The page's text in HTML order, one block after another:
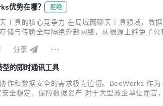
优势在哪？ 拒绝
工具的核心竞争力 在局域网聊天工具领域，
储与传输全程隔绝外部网络，从根源上避免了
传统局域网聊天工具的协作体验 ...
分享
型的即时通讯工具
作和数据安全的需求极为迫切。BeeWorks 作
全稳定，保障数据资产 对于大型政企单位而